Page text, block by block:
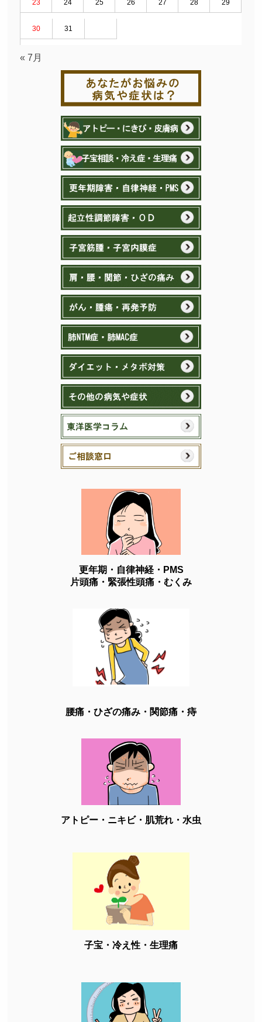
23 24 25 26 27 28 29
30 31
« 7月
更年期・自律神経・PMS
片頭痛・緊張性頭痛・むくみ
腰痛・ひざの痛み・関節痛・痔
アトピー・ニキビ・肌荒れ・水虫
子宝・冷え性・生理痛